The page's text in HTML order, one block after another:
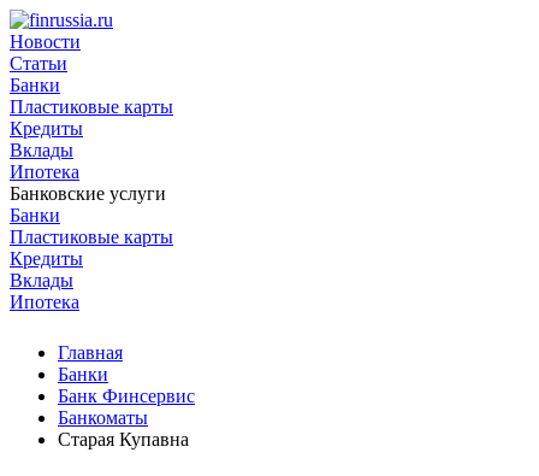
Новости
Статьи
Банки
Пластиковые карты
Кредиты
Вклады
Ипотека
Банковские услуги
Банки
Пластиковые карты
Кредиты
Вклады
Ипотека
Главная
Банки
Банк Финсервис
Банкоматы
Старая Купавна